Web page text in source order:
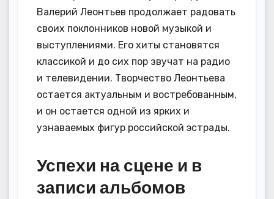
Валерий Леонтьев продолжает радовать
своих поклонников новой музыкой и
выступлениями. Его хиты становятся
классикой и до сих пор звучат на радио
и телевидении. Творчество Леонтьева
остается актуальным и востребованным,
и он остается одной из ярких и
узнаваемых фигур российской эстрады.
Успехи на сцене и в
записи альбомов